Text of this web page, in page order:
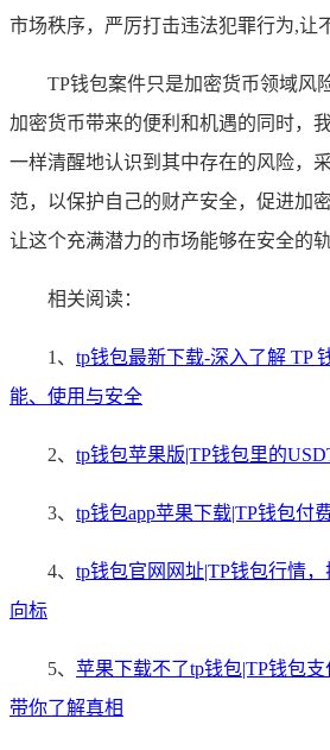
市场秩序，严厉打击违法犯罪行为,让
TP钱包案件只是加密货币领域风
加密货币带来的便利和机遇的同时，
一样清醒地认识到其中存在的风险，
范，以保护自己的财产安全，促进加
让这个充满潜力的市场能够在安全的
相关阅读：
1、 tp钱包最新下载-深入了解 TP
能、使用与安全
2、 tp钱包苹果版|TP钱包里的
3、 tp钱包app苹果下载|TP钱包付
4、 tp钱包官网网址|TP钱包行情
向标
5、 苹果下载不了tp钱包|TP钱包
带你了解真相